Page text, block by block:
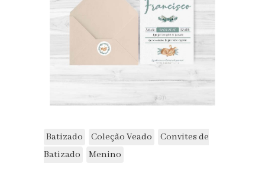
Batizado Coleção Veado
Convites de
Batizado
Menino